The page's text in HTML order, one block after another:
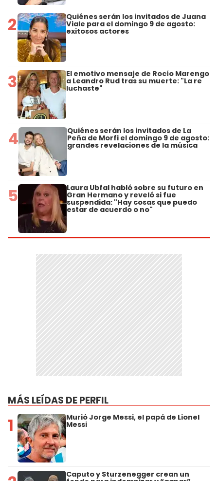
2 Quiénes serán los invitados de Juana
Viale para el domingo 9 de agosto:
exitosos actores
3 El emotivo mensaje de Rocío Marengo
a Leandro Rud tras su muerte: "La re
luchaste"
4 Quiénes serán los invitados de La
Peña de Morfi el domingo 9 de agosto:
grandes revelaciones de la música
5 Laura Ubfal habló sobre su futuro en
Gran Hermano y reveló si fue
suspendida: "Hay cosas que puedo
estar de acuerdo o no"
MÁS LEÍDAS DE PERFIL
1 Murió Jorge Messi, el papá de Lionel
Messi
Caputo y Sturzenegger crean un